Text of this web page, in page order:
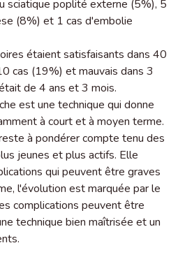
sciatique poplité externe (5%), 5
(8%) et 1 cas d'embolie
étaient satisfaisants dans 40
cas (19%) et mauvais dans 3
de 4 ans et 3 mois.
est une technique qui donne
à court et à moyen terme.
à pondérer compte tenu des
jeunes et plus actifs. Elle
qui peuvent être graves
l'évolution est marquée par le
complications peuvent être
technique bien maîtrisée et un